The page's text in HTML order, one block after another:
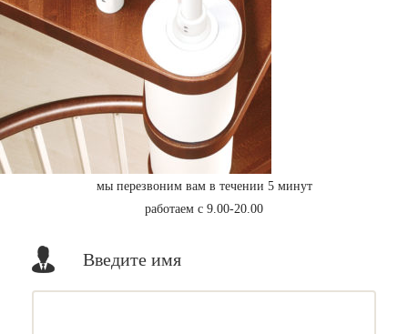
мы перезвоним вам в течении 5 минут
работаем с 9.00-20.00
Введите имя